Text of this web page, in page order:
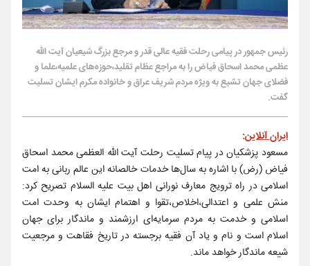
رئیس جمهور در پیامی رحلت فقیه عالی قدر و مرجع بزرگ شیعیان آیت الله
عظمی محمد اسحاق فیاض را به مراجع عظام تقلید،حوزه‌های علمیه،علما و
فضلای جهان تشیع به ویژه مردم شریف عراق و خانواده مکرم ایشان تسلیت
گفت.
ایران آنلاین:
مسعود پزشکیان در پیام تسلیت رحلت آیت الله العظمی محمد اسحاق
فیاض (رض) با اشاره به سال‌ها خدمات خالصانه این عالم ربانی به امت
اسلامی در راه ترویج معارف نورانی اهل بیت علیه السلام تصریح کرد:
منش علمی و اعتدالی،اخلاص،تقوا و اهتمام ایشان به وحدت امت
اسلامی و خدمت به مردم سرمایه‌ای ارزشمند و ماندگار برای جهان
اسلام است و نام و یاد آن فقیه برجسته در تاریخ فقاهت و مرجعیت
شیعه ماندگار خواهد ماند.